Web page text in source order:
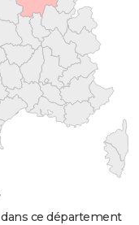
ce département